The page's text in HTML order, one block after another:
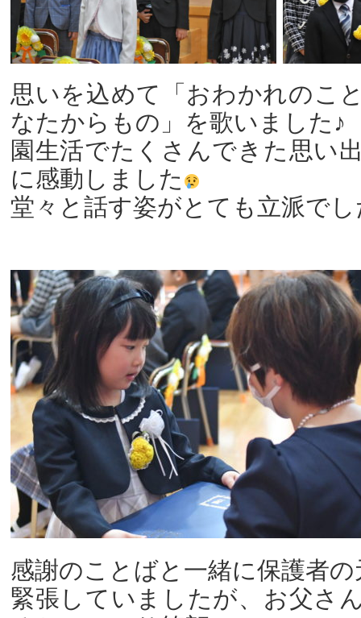
思いを込めて「おわかれのこ
なたからもの」を歌いました♪
園生活でたくさんできた思い
に感動しました
堂々と話す姿がとても立派で
感謝のことばと一緒に保護者
緊張していましたが、お父さ